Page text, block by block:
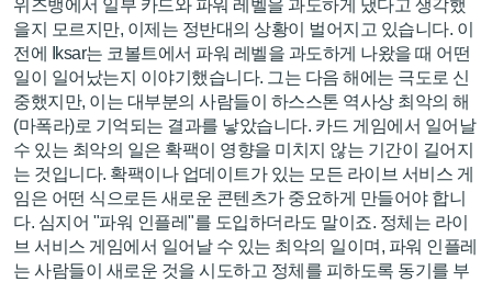
위즈뱅에서 일부 카드와 파워 레벨을 과도하게 냈다고 생각했
을지 모르지만, 이제는 정반대의 상황이 벌어지고 있습니다. 이
전에 Iksar는 코볼트에서 파워 레벨을 과도하게 나왔을 때 어떤
일이 일어났는지 이야기했습니다. 그는 다음 해에는 극도로 신
중했지만, 이는 대부분의 사람들이 하스스톤 역사상 최악의 해
(마폭라)로 기억되는 결과를 낳았습니다. 카드 게임에서 일어날
수 있는 최악의 일은 확팩이 영향을 미치지 않는 기간이 길어지
는 것입니다. 확팩이나 업데이트가 있는 모든 라이브 서비스 게
임은 어떤 식으로든 새로운 콘텐츠가 중요하게 만들어야 합니
다. 심지어 "파워 인플레"를 도입하더라도 말이죠. 정체는 라이
브 서비스 게임에서 일어날 수 있는 최악의 일이며, 파워 인플레
는 사람들이 새로운 것을 시도하고 정체를 피하도록 동기를 부